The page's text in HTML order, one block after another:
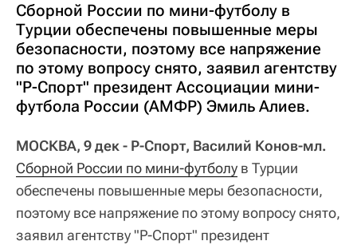
Сборной России по мини-футболу в
Турции обеспечены повышенные меры
безопасности, поэтому все напряжение
по этому вопросу снято, заявил агентству
"Р-Спорт" президент Ассоциации мини-
футбола России (АМФР) Эмиль Алиев.
МОСКВА, 9 дек - Р-Спорт, Василий Конов-мл.
Сборной России по мини-футболу в Турции
обеспечены повышенные меры безопасности,
поэтому все напряжение по этому вопросу снято,
заявил агентству "Р-Спорт" президент